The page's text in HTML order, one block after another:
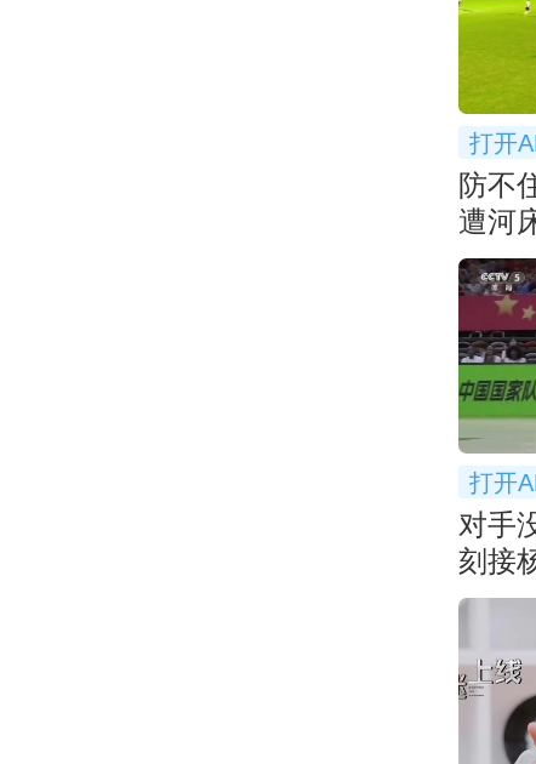
打开
防不
遭河
打开
对手
刻接
基本